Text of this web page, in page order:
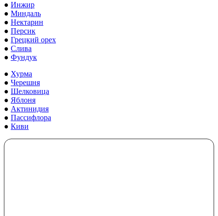
● Инжир
● Миндаль
● Нектарин
● Персик
● Грецкий орех
● Слива
● Фундук
● Хурма
● Черешня
● Шелковица
● Яблоня
● Актинидия
● Пассифлора
● Киви